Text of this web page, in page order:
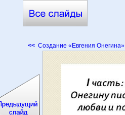
<< Создание «Евгения Онегина»